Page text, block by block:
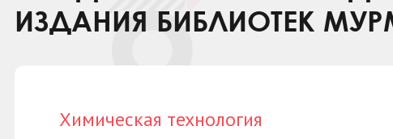
ИЗДАНИЯ БИБЛИОТЕК
Химическая технология